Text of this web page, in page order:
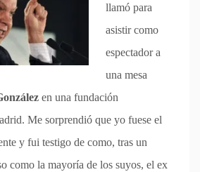
llamó para
asistir como
espectador a
una mesa
en una fundación
Me sorprendió que yo fuese el
y fui testigo de como, tras un
como la mayoría de los suyos, el ex